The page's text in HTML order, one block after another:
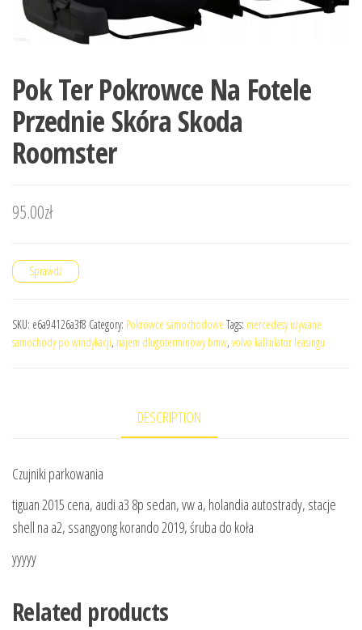
Pok Ter Pokrowce Na Fotele
Przednie Skóra Skoda
Roomster
95.00zł
Sprawdź
SKU: e6a94126a3f8 Category: Pokrowce samochodowe Tags: mercedesy używane
samochody po windykacji, najem dlugoterminowy bmw, volvo kalkulator leasingu
DESCRIPTION
Czujniki parkowania
tiguan 2015 cena, audi a3 8p sedan, vw a, holandia autostrady, stacje
shell na a2, ssangyong korando 2019, śruba do koła
yyyyy
Related products